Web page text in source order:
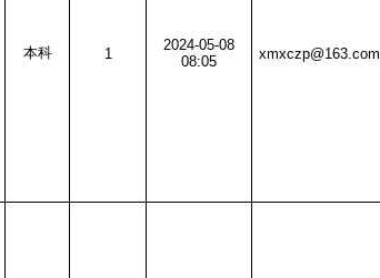
本科 1
2024-05-08
08:05
xmxczp@163.com